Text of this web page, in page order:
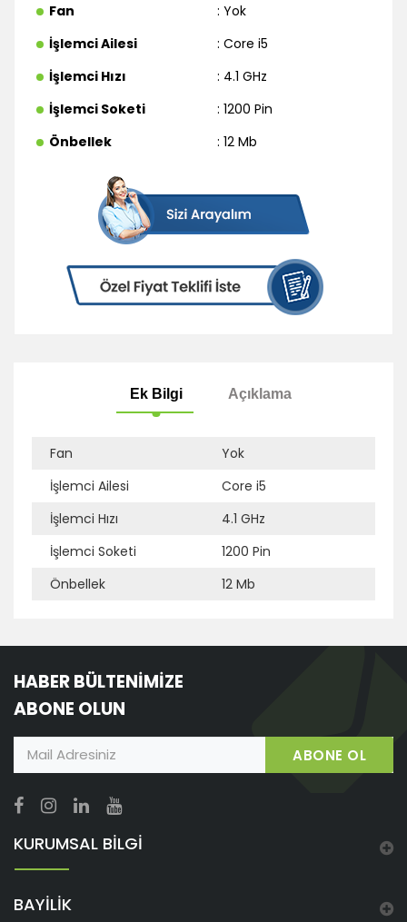
Fan
: Yok
İşlemci Ailesi
: Core i5
İşlemci Hızı
: 4.1 GHz
İşlemci Soketi
: 1200 Pin
Önbellek
: 12 Mb
Açıklama
Fan
Yok
İşlemci Ailesi
Core i5
İşlemci Hızı
4.1 GHz
İşlemci Soketi
1200 Pin
Önbellek
12 Mb
HABER BÜLTENİMİZE
ABONE OLUN
ABONE OL
KURUMSAL BİLGİ
BAYİLİK